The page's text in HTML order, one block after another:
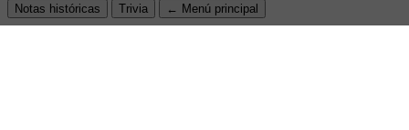
Notas históricas
Trivia ← Menú principal